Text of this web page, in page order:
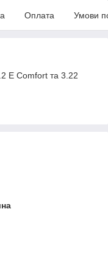
Оплата Умови
E Comfort та 3.22